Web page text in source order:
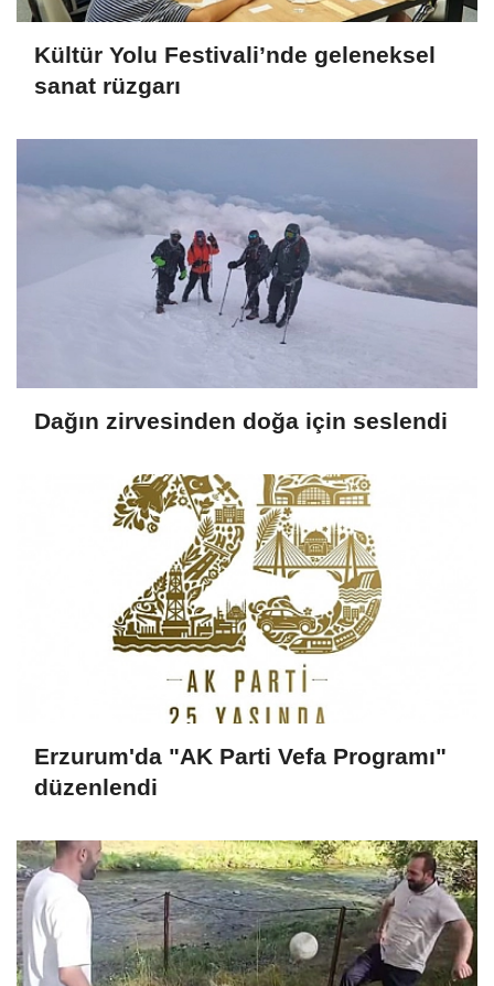
Kültür Yolu Festivali’nde geleneksel
sanat rüzgarı
Dağın zirvesinden doğa için seslendi
Erzurum'da "AK Parti Vefa Programı"
düzenlendi